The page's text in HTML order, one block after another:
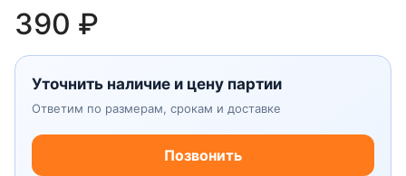
390 ₽
Уточнить наличие и цену партии
Ответим по размерам, срокам и доставке
Позвонить